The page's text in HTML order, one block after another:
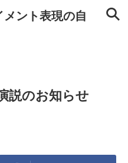
ント表現の自
説のお知らせ